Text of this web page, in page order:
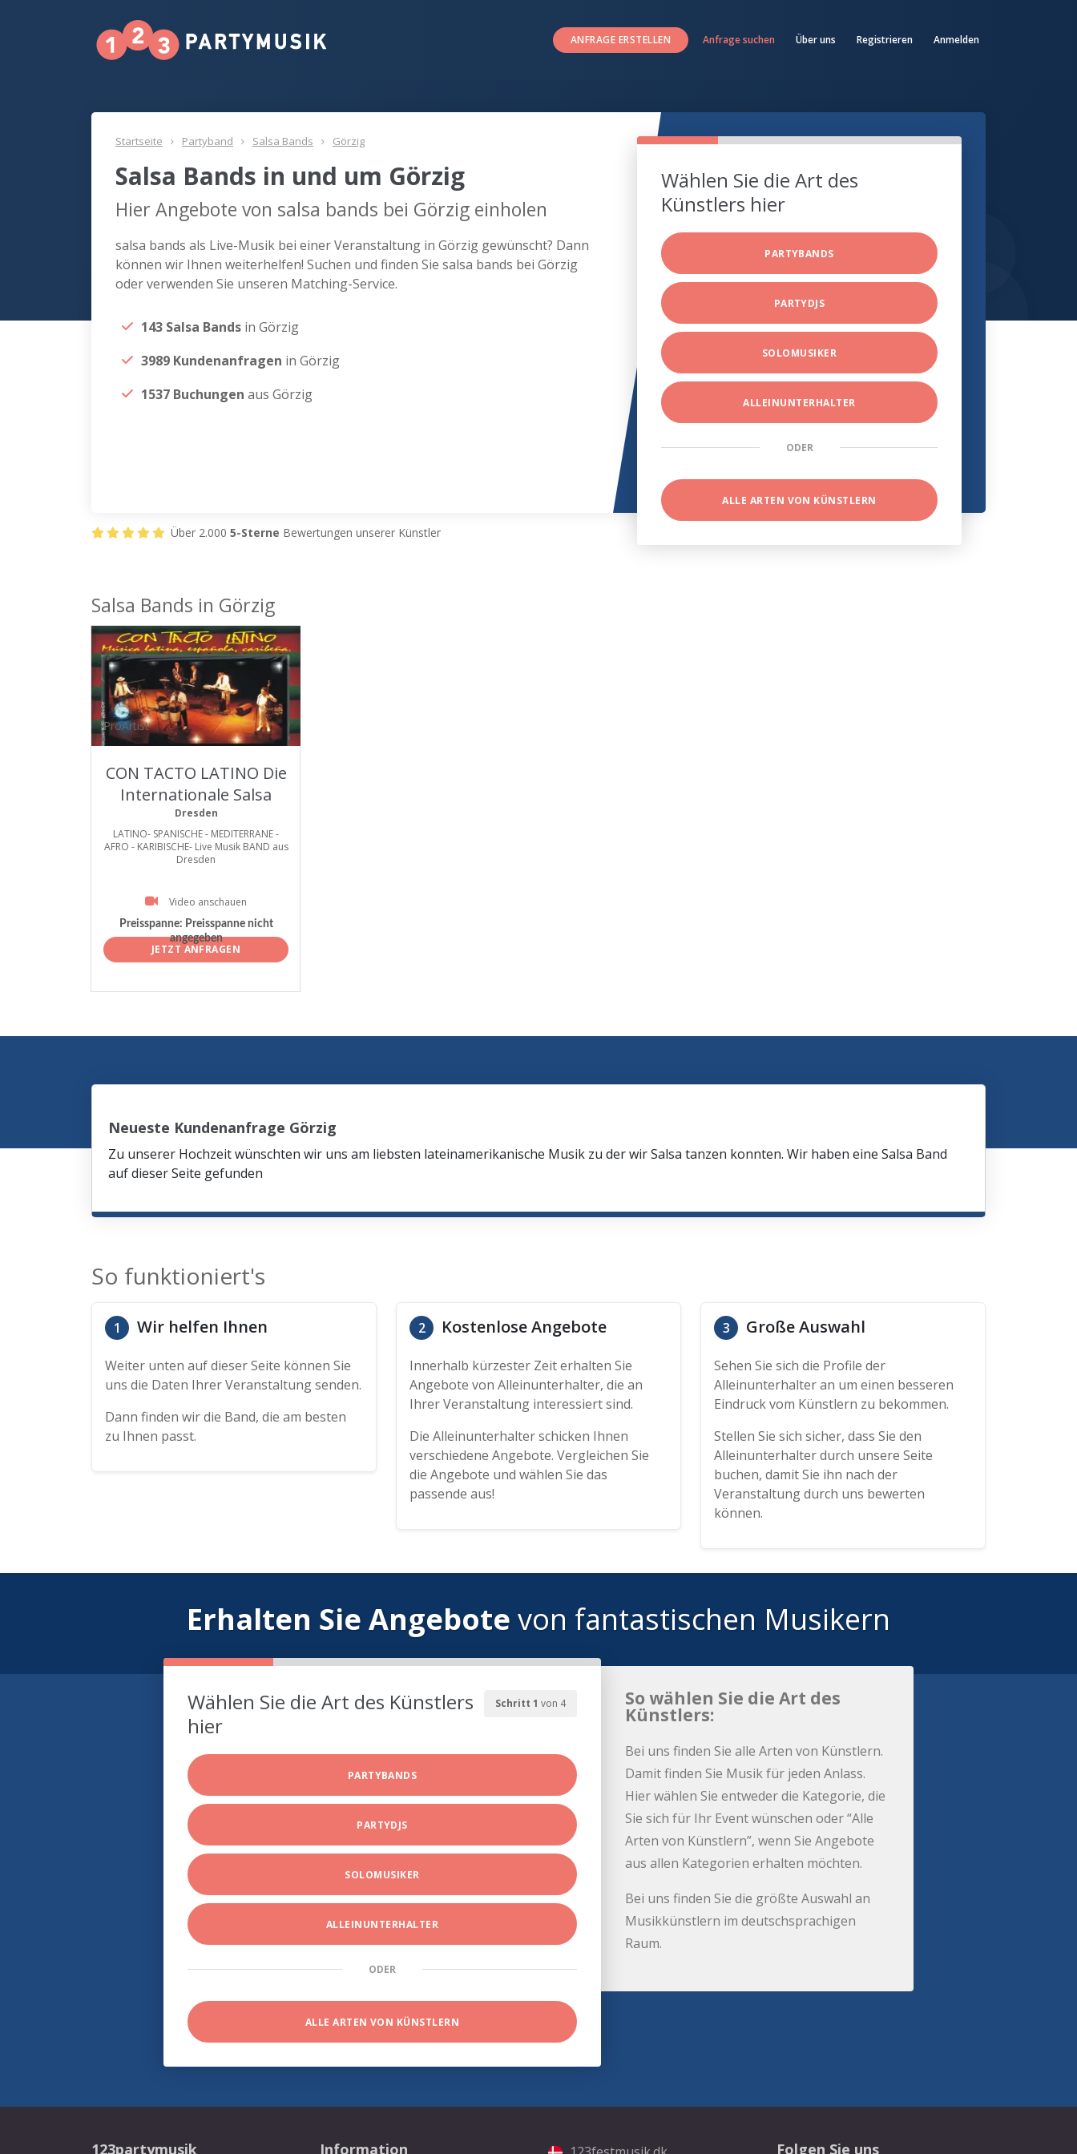
ANFRAGE ERSTELLEN Anfrage suchen Über uns Registrieren Anmelden
Startseite Partyband Salsa Bands Görzig
Salsa Bands in und um Görzig
Hier Angebote von salsa bands bei Görzig einholen
salsa bands als Live-Musik bei einer Veranstaltung in Görzig gewünscht? Dann
können wir Ihnen weiterhelfen! Suchen und finden Sie salsa bands bei Görzig
oder verwenden Sie unseren Matching-Service.
143 Salsa Bands in Görzig
3989 Kundenanfragen in Görzig
1537 Buchungen aus Görzig
Wählen Sie die Art des
Künstlers hier
PARTYBANDS
PARTYDJS
SOLOMUSIKER
ALLEINUNTERHALTER
ODER
ALLE ARTEN VON KÜNSTLERN
Über 2.000 5-Sterne Bewertungen unserer Künstler
Salsa Bands in Görzig
ProArtist
CON TACTO LATINO Die
Internationale Salsa
Band aus Dresden
Dresden
LATINO- SPANISCHE - MEDITERRANE -
AFRO - KARIBISCHE- Live Musik BAND aus
Dresden
Video anschauen
Preisspanne: Preisspanne nicht
angegeben
JETZT ANFRAGEN
Neueste Kundenanfrage Görzig
Zu unserer Hochzeit wünschten wir uns am liebsten lateinamerikanische Musik zu der wir Salsa tanzen konnten. Wir haben eine Salsa Band
auf dieser Seite gefunden
So funktioniert's
1 Wir helfen Ihnen
Weiter unten auf dieser Seite können Sie
uns die Daten Ihrer Veranstaltung senden.
Dann finden wir die Band, die am besten
zu Ihnen passt.
2 Kostenlose Angebote
Innerhalb kürzester Zeit erhalten Sie
Angebote von Alleinunterhalter, die an
Ihrer Veranstaltung interessiert sind.
Die Alleinunterhalter schicken Ihnen
verschiedene Angebote. Vergleichen Sie
die Angebote und wählen Sie das
passende aus!
3 Große Auswahl
Sehen Sie sich die Profile der
Alleinunterhalter an um einen besseren
Eindruck vom Künstlern zu bekommen.
Stellen Sie sich sicher, dass Sie den
Alleinunterhalter durch unsere Seite
buchen, damit Sie ihn nach der
Veranstaltung durch uns bewerten
können.
Erhalten Sie Angebote von fantastischen Musikern
Schritt 1 von 4
Wählen Sie die Art des Künstlers
hier
PARTYBANDS
PARTYDJS
SOLOMUSIKER
ALLEINUNTERHALTER
ODER
ALLE ARTEN VON KÜNSTLERN
So wählen Sie die Art des
Künstlers:
Bei uns finden Sie alle Arten von Künstlern.
Damit finden Sie Musik für jeden Anlass.
Hier wählen Sie entweder die Kategorie, die
Sie sich für Ihr Event wünschen oder “Alle
Arten von Künstlern”, wenn Sie Angebote
aus allen Kategorien erhalten möchten.
Bei uns finden Sie die größte Auswahl an
Musikkünstlern im deutschsprachigen
Raum.
123partymusik Information Folgen Sie uns